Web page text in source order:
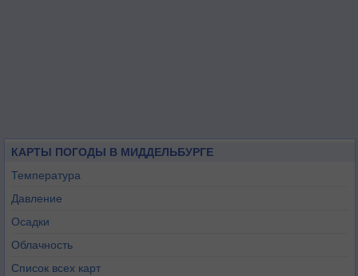
КАРТЫ ПОГОДЫ В МИДДЕЛЬБУРГЕ
Температура
Давление
Осадки
Облачность
Список всех карт